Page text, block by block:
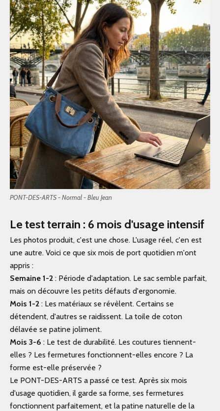
PONT-DES-ARTS - Normal - Bleu Jean
Le test terrain : 6 mois d'usage intensif
Les photos produit, c'est une chose. L'usage réel, c'en est
une autre. Voici ce que six mois de port quotidien m'ont
appris :
Semaine 1-2 : Période d'adaptation. Le sac semble parfait,
mais on découvre les petits défauts d'ergonomie.
Mois 1-2 : Les matériaux se révèlent. Certains se
détendent, d'autres se raidissent. La toile de coton
délavée se patine joliment.
Mois 3-6 : Le test de durabilité. Les coutures tiennent-
elles ? Les fermetures fonctionnent-elles encore ? La
forme est-elle préservée ?
Le PONT-DES-ARTS a passé ce test. Après six mois
d'usage quotidien, il garde sa forme, ses fermetures
fonctionnent parfaitement, et la patine naturelle de la